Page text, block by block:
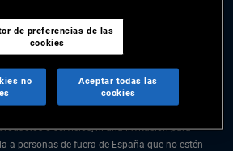
considerarse asesoramiento en materia de
los inversores que reciban asesoramiento
están disponibles solo para los residentes en la
o servicios, ni una invitación para
a personas de fuera de España que no estén
de preferencias de las
cookies
no
Aceptar todas las
cookies